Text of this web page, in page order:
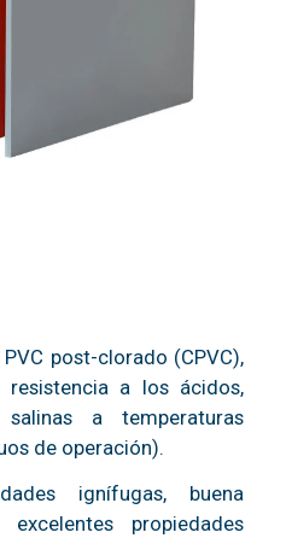
PVC post-clorado (CPVC),
a los ácidos,
a temperaturas
de operación).
ignífugas, buena
propiedades